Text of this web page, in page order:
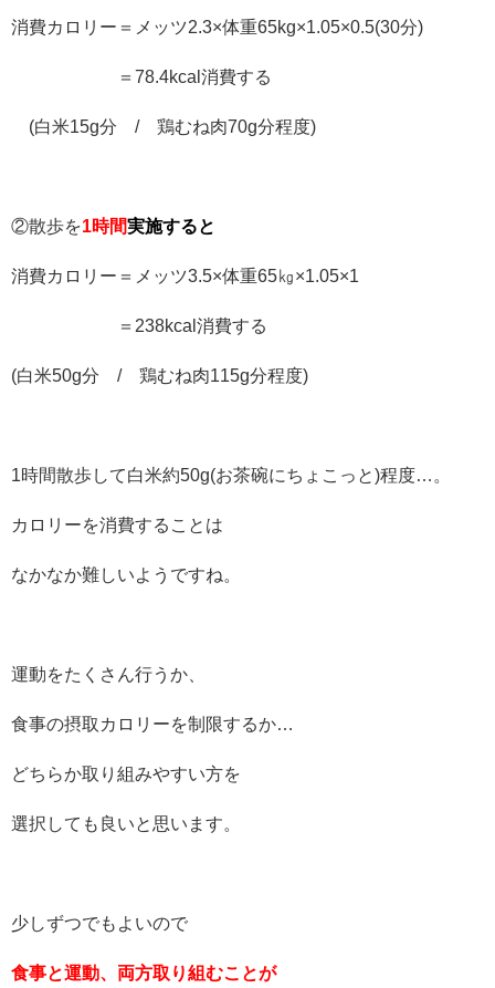
消費カロリー＝メッツ2.3×体重65kg×1.05×0.5(30分)
＝78.4kcal消費する
(白米15g分 / 鶏むね肉70g分程度)
②散歩を1時間実施すると
消費カロリー＝メッツ3.5×体重65㎏×1.05×1
＝238kcal消費する
(白米50g分 / 鶏むね肉115g分程度)
1時間散歩して白米約50g(お茶碗にちょこっと)程度…。
カロリーを消費することは
なかなか難しいようですね。
運動をたくさん行うか、
食事の摂取カロリーを制限するか…
どちらか取り組みやすい方を
選択しても良いと思います。
少しずつでもよいので
食事と運動、両方取り組むことが